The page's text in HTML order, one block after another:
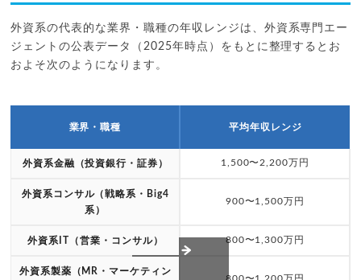
外資系の代表的な業界・職種の年収レンジは、外資系専門エー
ジェントの公表データ（2025年時点）をもとに整理するとお
およそ次のようになります。
業界・職種 平均年収レンジ
外資系金融（投資銀行・証券） 1,500〜2,200万円
外資系コンサル（戦略系・Big4
系）
900〜1,500万円
外資系IT（営業・コンサル） 800〜1,300万円
外資系製薬（MR・マーケティン